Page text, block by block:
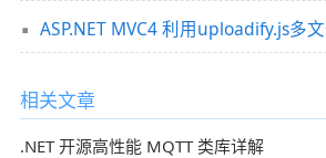
ASP.NET MVC4 利用uploadify.js多
相关文章
.NET 开源高性能 MQTT 类库详解